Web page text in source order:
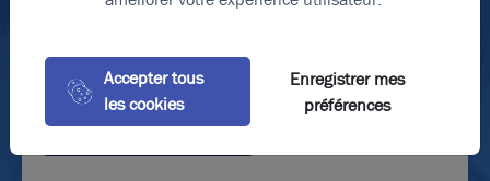
informations saisies soient exploitées dans le cadre de
découler.
*Éléments obligatoires
Envoyer le formulaire
Accepter tous
les cookies
Enregistrer mes
préférences